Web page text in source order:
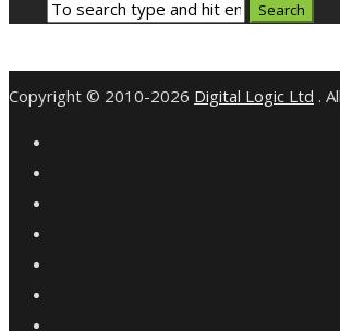
Copyright © 2010-2026 Digital Logic Ltd .